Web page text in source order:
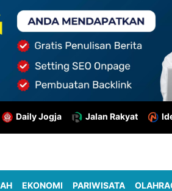
Daily Jogja Jalan Rakyat
EKONOMI PARIWISATA